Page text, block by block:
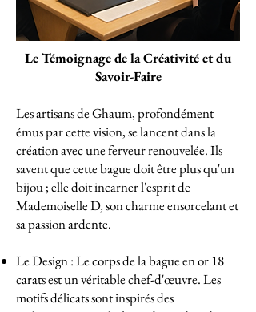
Le Témoignage de la Créativité et du
Savoir-Faire
Les artisans de Ghaum, profondément
émus par cette vision, se lancent dans la
création avec une ferveur renouvelée. Ils
savent que cette bague doit être plus qu'un
bijou ; elle doit incarner l'esprit de
Mademoiselle D, son charme ensorcelant et
sa passion ardente.
Le Design : Le corps de la bague en or 18
carats est un véritable chef-d'œuvre. Les
motifs délicats sont inspirés des